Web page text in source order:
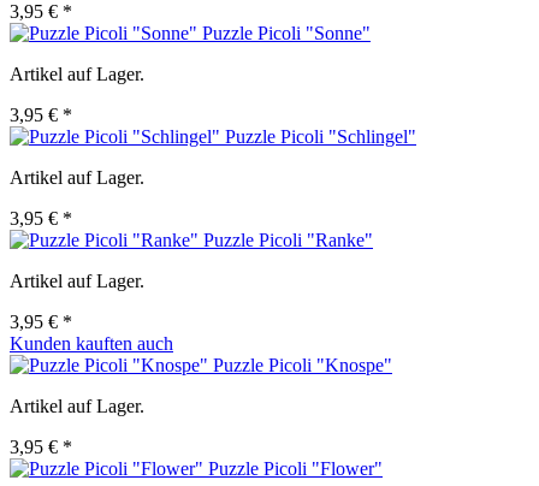
3,95 € *
Puzzle Picoli "Sonne"
Artikel auf Lager.
3,95 € *
Puzzle Picoli "Schlingel"
Artikel auf Lager.
3,95 € *
Puzzle Picoli "Ranke"
Artikel auf Lager.
3,95 € *
Kunden kauften auch
Puzzle Picoli "Knospe"
Artikel auf Lager.
3,95 € *
Puzzle Picoli "Flower"